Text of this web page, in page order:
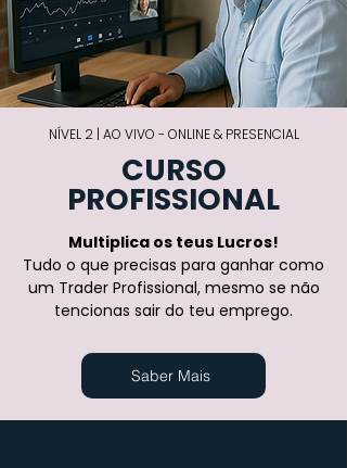
NÍVEL 2 | AO VIVO - ONLINE & PRESENCIAL
CURSO
PROFISSIONAL
Multiplica os teus Lucros!
Tudo o que precisas para ganhar como
um Trader Profissional, mesmo se não
tencionas sair do teu emprego.
Saber Mais